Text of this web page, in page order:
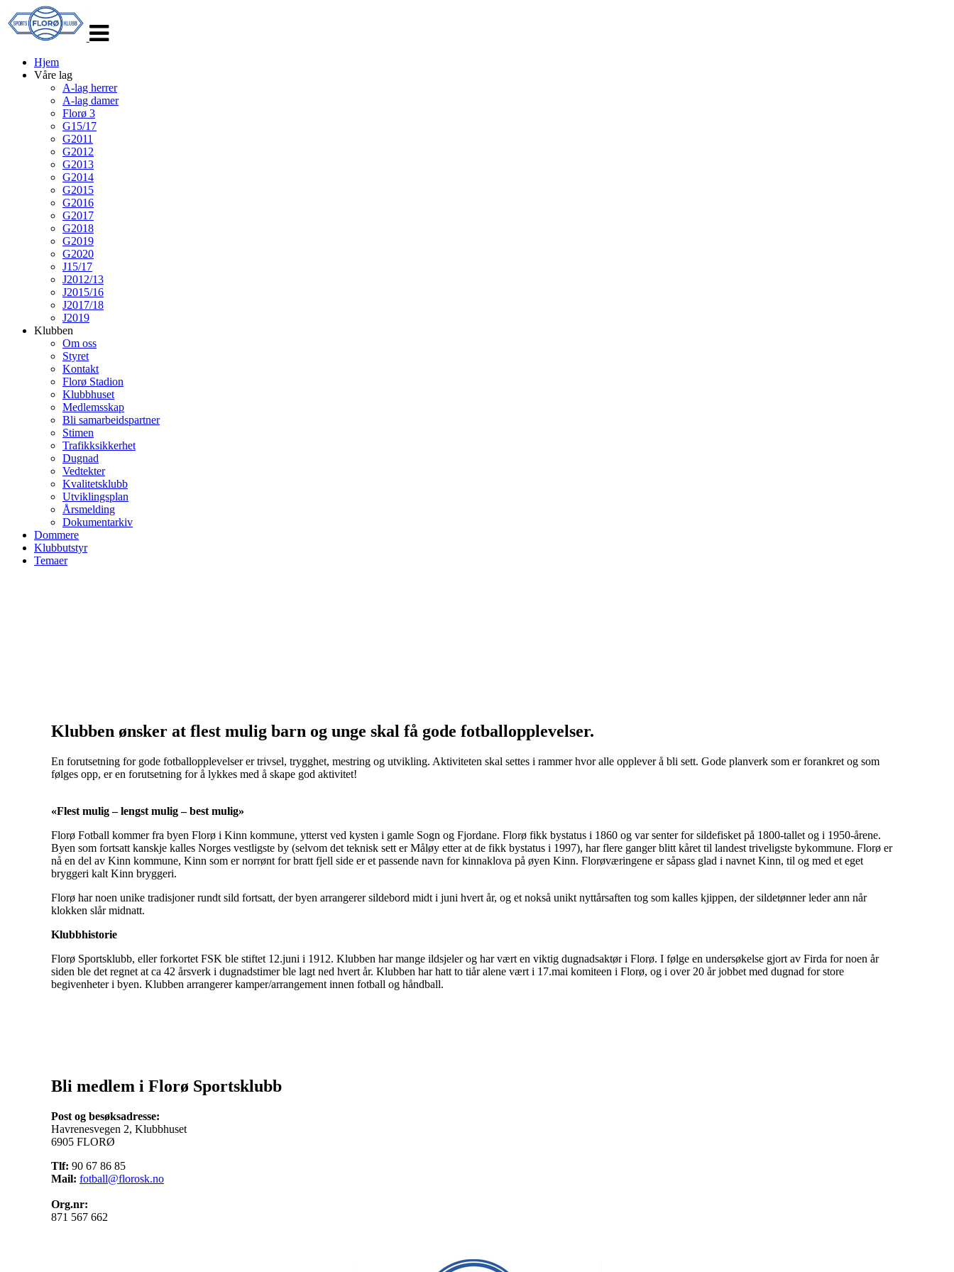
navigasjon
Hjem
Våre lag
A-lag herrer
A-lag damer
Florø 3
G15/17
G2011
G2012
G2013
G2014
G2015
G2016
G2017
G2018
G2019
G2020
J15/17
J2012/13
J2015/16
J2017/18
J2019
Klubben
Om oss
Styret
Kontakt
Florø Stadion
Klubbhuset
Medlemsskap
Bli samarbeidspartner
Stimen
Trafikksikkerhet
Dugnad
Vedtekter
Kvalitetsklubb
Utviklingsplan
Årsmelding
Dokumentarkiv
Dommere
Klubbutstyr
Temaer
Klubben ønsker at flest mulig barn og unge skal få gode fotballopplevelser.
En forutsetning for gode fotballopplevelser er trivsel, trygghet, mestring og utvikling. Aktiviteten skal settes i rammer hvor alle opplever å bli sett. Gode planverk som er forankret og som
følges opp, er en forutsetning for å lykkes med å skape god aktivitet!
«Flest mulig – lengst mulig – best mulig»
Florø Fotball kommer fra byen Florø i Kinn kommune, ytterst ved kysten i gamle Sogn og Fjordane. Florø fikk bystatus i 1860 og var senter for sildefisket på 1800-tallet og i 1950-årene.
Byen som fortsatt kanskje kalles Norges vestligste by (selvom det teknisk sett er Måløy etter at de fikk bystatus i 1997), har flere ganger blitt kåret til landest triveligste bykommune. Florø er
nå en del av Kinn kommune, Kinn som er norrønt for bratt fjell side er et passende navn for kinnaklova på øyen Kinn. Florøværingene er såpass glad i navnet Kinn, til og med et eget
bryggeri kalt Kinn bryggeri.
Florø har noen unike tradisjoner rundt sild fortsatt, der byen arrangerer sildebord midt i juni hvert år, og et nokså unikt nyttårsaften tog som kalles kjippen, der sildetønner leder ann når
klokken slår midnatt.
Klubbhistorie
Florø Sportsklubb, eller forkortet FSK ble stiftet 12.juni i 1912. Klubben har mange ildsjeler og har vært en viktig dugnadsaktør i Florø. I følge en undersøkelse gjort av Firda for noen år
siden ble det regnet at ca 42 årsverk i dugnadstimer ble lagt ned hvert år. Klubben har hatt to tiår alene vært i 17.mai komiteen i Florø, og i over 20 år jobbet med dugnad for store
begivenheter i byen. Klubben arrangerer kamper/arrangement innen fotball og håndball.
Bli medlem i Florø Sportsklubb
Post og besøksadresse:
Havrenesvegen 2, Klubbhuset
6905 FLORØ
Tlf: 90 67 86 85
Mail: fotball@florosk.no
Org.nr:
871 567 662